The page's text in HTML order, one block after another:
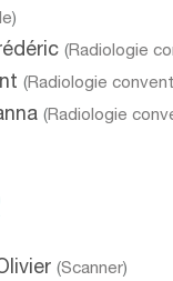
)
(Radiologie
(Radiologie
(Radiologie
(Scanner)